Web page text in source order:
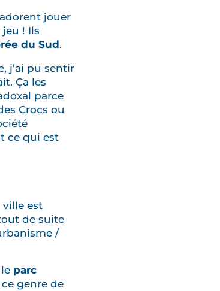
jouer
! Ils
du Sud.
j’ai pu sentir
Ça les
parce
Crocs ou
ce qui est
ville est
de suite
/
parc
ce genre de